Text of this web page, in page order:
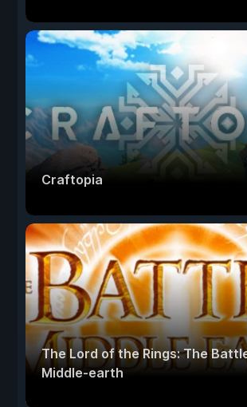
Craftopia
The Lord of the Rings: The
Middle-earth